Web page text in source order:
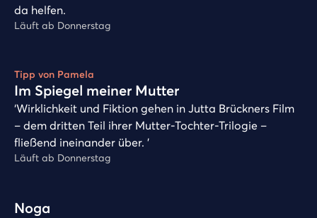
da helfen.
Läuft ab Donnerstag
Tipp von Pamela
Im Spiegel meiner Mutter
‘Wirklichkeit und Fiktion gehen in Jutta Brückners Film
– dem dritten Teil ihrer Mutter-Tochter-Trilogie –
fließend ineinander über. ’
Läuft ab Donnerstag
Noga